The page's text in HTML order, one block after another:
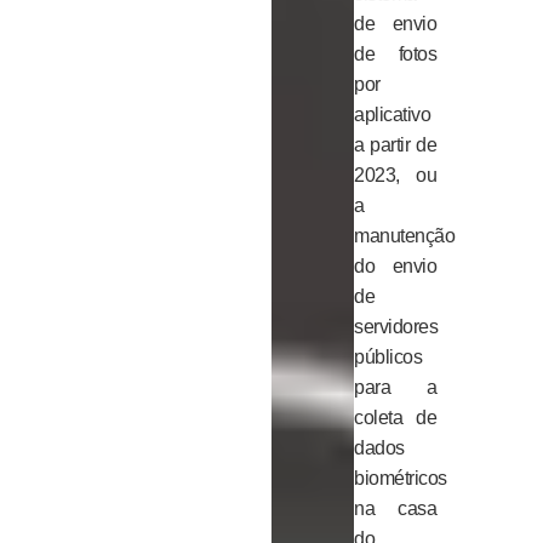
de envio
de fotos
por
aplicativo
a partir de
2023, ou
a
manutenção
do envio
de
servidores
públicos
para a
coleta de
dados
biométricos
na casa
do